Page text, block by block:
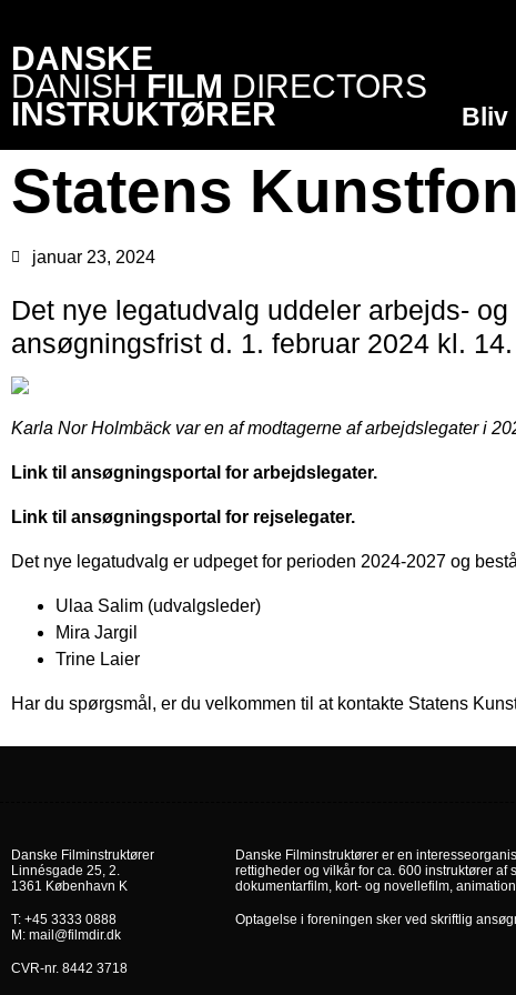
DANSKE
DANISH FILM DIRECTORS
INSTRUKTØRER Bliv
Statens
januar 23, 2024
Det nye legatudvalg uddeler arbejds-
ansøgningsfrist d. 1. februar 2024 kl. 14.
Karla Nor Holmbäck var en af modtagerne af arbejdslegater i
Link til ansøgningsportal for arbejdslegater.
Link til ansøgningsportal for rejselegater.
Det nye legatudvalg er udpeget for perioden 2024-2027 og
Ulaa Salim (udvalgsleder)
Mira Jargil
Trine Laier
Har du spørgsmål, er du velkommen til at kontakte Statens
Danske Filminstruktører
Linnésgade 25, 2.
1361 København K
T: +45 3333 0888
M: mail@filmdir.dk
CVR-nr. 8442 3718
Danske Filminstruktører er en
rettigheder og vilkår for ca. 600 instruktører af
dokumentarfilm, kort- og novellefilm,
Optagelse i foreningen sker ved skriftlig